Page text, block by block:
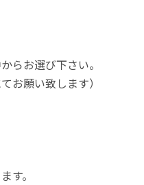
らお選び下さい。
お願い致します）
す。